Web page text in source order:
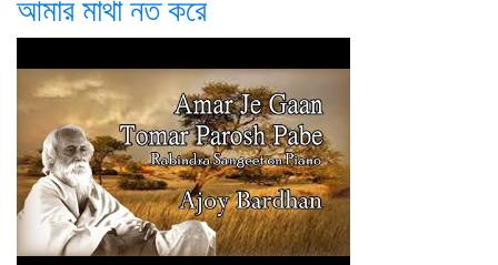
আমার মাথা নত করে